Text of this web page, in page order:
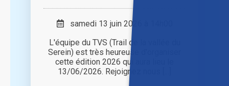
samedi 13 juin 2026 à 14h00
L'équipe du TVS (Trail de la vallée du
Serein) est très heureuse d'organiser
cette édition 2026 qui aura lieu le
13/06/2026. Rejoignez nous [...]